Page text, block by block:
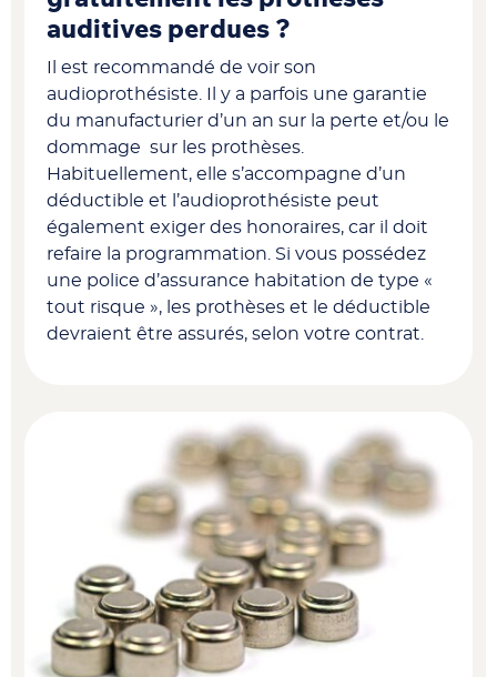
auditives perdues ?
Il est recommandé de voir son
audioprothésiste. Il y a parfois une garantie
du manufacturier d’un an sur la perte et/ou le
dommage sur les prothèses.
Habituellement, elle s’accompagne d’un
déductible et l’audioprothésiste peut
également exiger des honoraires, car il doit
refaire la programmation. Si vous possédez
une police d’assurance habitation de type «
tout risque », les prothèses et le déductible
devraient être assurés, selon votre contrat.